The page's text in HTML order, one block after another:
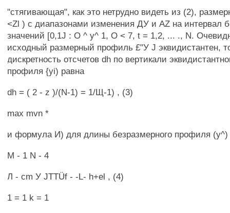
"стягивающая", как это нетрудно видеть из (2),
<Zl ) с диапазонами изменения ДУ и AZ на интервал
значений [0,1J : О ^ у^ 1, О < 7, t = 1,2, ... ., N.
исходный размерный профиль £"У J эквидистантен,
дискретность отсчетов dh по вертикали
профиля {yi) равна
dh = ( 2 - z )/(N-1) = 1/Щ-1) , (3)
max mvn *
и формула И) для длины безразмерного профиля (у^)
М - 1 N - 4
Л - cm У JTTÜf - -L- h+el , (4)
1 = 1 k = 1